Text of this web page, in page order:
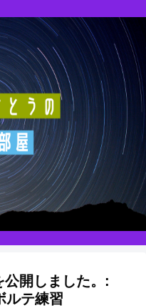
開しました。:
ルテ練習